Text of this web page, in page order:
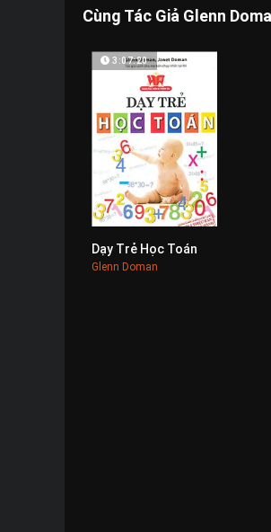
Cùng Tác Giả Glenn
3:07:20
Dạy Trẻ Học Toán
Glenn Doman